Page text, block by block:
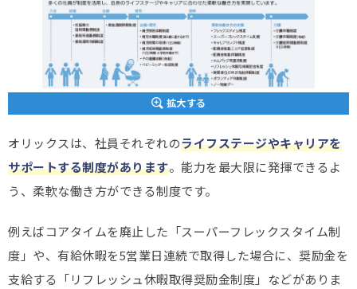
拡大する
オリックスは、社員それぞれのライフステージやキャリアを
サポートする制度があります。能力を最大限に発揮できるよ
う、柔軟な働き方ができる制度です。
例えばコアタイムを廃止した「スーパーフレックスタイム制
度」や、有給休暇を5営業日連続で取得した場合に、奨励金を
支給する「リフレッシュ休暇取得奨励金制度」などがありま